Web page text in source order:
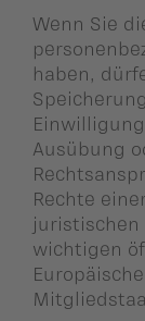
Wenn Sie
haben,
Ausübung
Rechte
juristischen
wichtigen